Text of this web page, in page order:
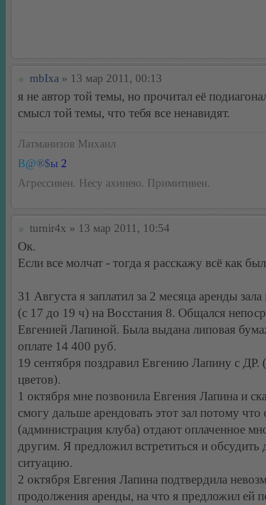
mbIxa » 13 мар 2011, 00:13
я не автор той темы, но прочитал её
смысл той темы, что тебя все ненавидят.
Латманизов Михаил
B@®$ы 2
Агрессивен. Несу ахинею. Примитивен.
turnir4x » 13 мар 2011, 10:54
Ок.
Если все молчат - тогда я расскажу всё как
31 Августа я заплатил за 2 месяца аренды
(с 17 до 19 ч) на Восстания 8. Общался
Евгенией Лапиной. Была выдана липовая
оплате 14 400 руб.
19 сентября поздравил Евгению Лапину с ДР.
цветов).
1 октября мне позвонила Евгения Лапина и
смогу дальше арендовать этот зал потому что
(администрация клуба) отдают оплаченное
другим. Я предложил встретиться и обсудить
ситуацию.
2 октября Евгения Лапина подтвердила
продолжения аренды, на что я предложил ей